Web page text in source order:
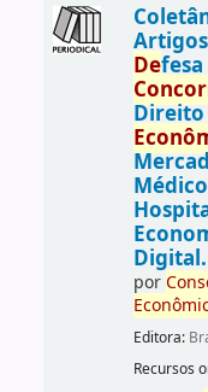
Defesa
Direito
Digital.
por
Editora:
Recursos